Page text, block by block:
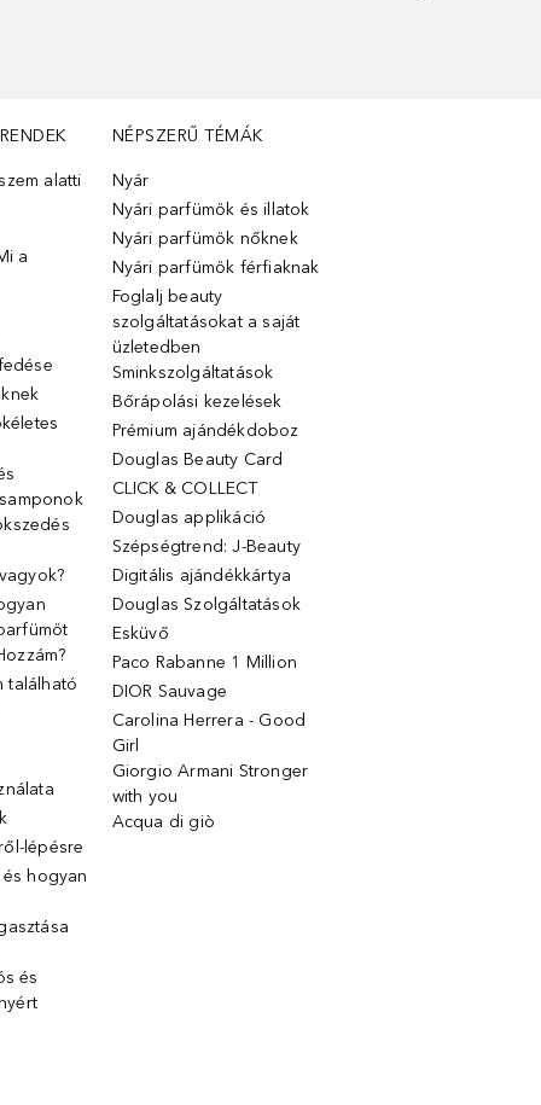
alatti
a
található
lépésre
hogyan
és
NÉPSZERŰ TÉMÁK
Nyár
Nyári parfümök és illatok
Nyári parfümök nőknek
Nyári parfümök férfiaknak
Foglalj beauty
szolgáltatásokat a saját
üzletedben
Sminkszolgáltatások
Bőrápolási kezelések
Prémium ajándékdoboz
Douglas Beauty Card
CLICK & COLLECT
Douglas applikáció
Szépségtrend: J-Beauty
Digitális ajándékkártya
Douglas Szolgáltatások
Esküvő
Paco Rabanne 1 Million
DIOR Sauvage
Carolina Herrera - Good
Girl
Giorgio Armani Stronger
with you
Acqua di giò